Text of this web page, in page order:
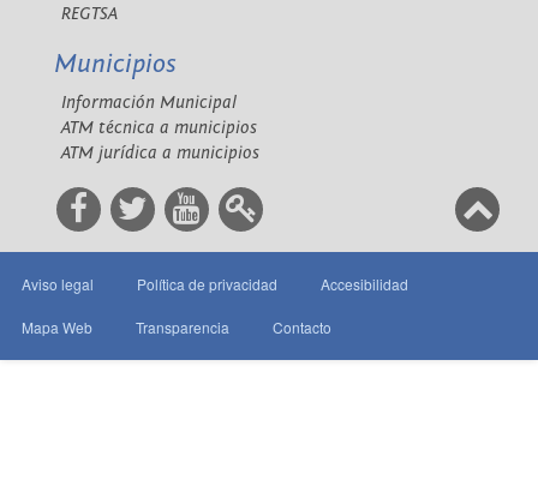
REGTSA
Municipios
Información Municipal
ATM técnica a municipios
ATM jurídica a municipios
Aviso legal Política de privacidad Accesibilidad
Mapa Web Transparencia Contacto